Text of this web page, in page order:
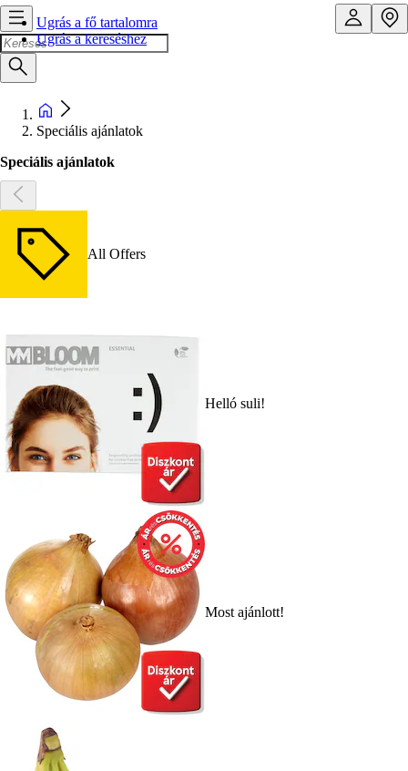
Ugrás a fő tartalomra
Ugrás a kereséshez
Speciális ajánlatok
Speciális ajánlatok
All Offers
Helló suli!
Most ajánlott!